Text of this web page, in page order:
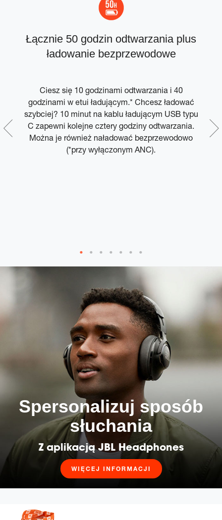
Łącznie 50 godzin odtwarzania plus
ładowanie bezprzewodowe
Ciesz się 10 godzinami odtwarzania i 40
godzinami w etui ładującym.* Chcesz ładować
szybciej? 10 minut na kablu ładującym USB typu
C zapewni kolejne cztery godziny odtwarzania.
Można je również naładować bezprzewodowo
(*przy wyłączonym ANC).
Spersonalizuj sposób
słuchania
Z aplikacją JBL Headphones
WIĘCEJ INFORMACJI